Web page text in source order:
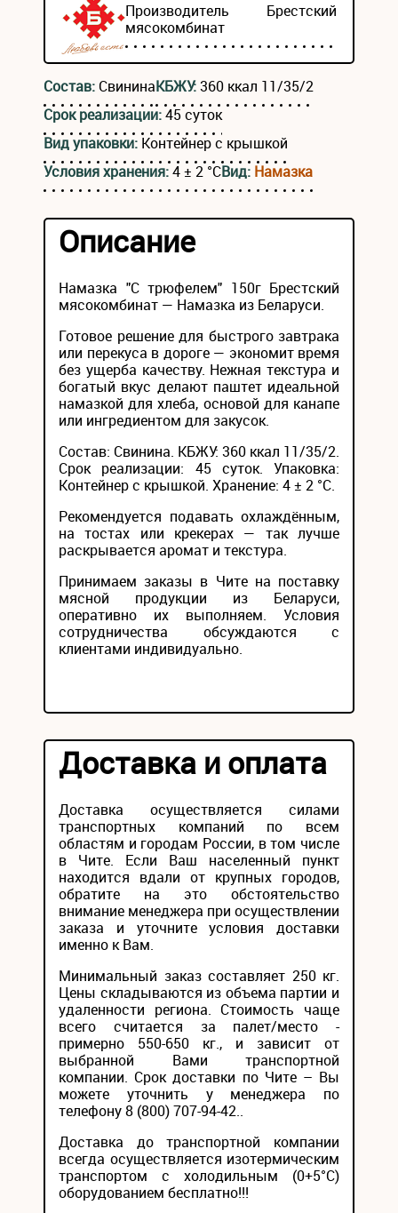
Производитель Брестский
мясокомбинат
Состав: СвининаКБЖУ:360 ккал 11/35/2
Срок реализации:45 суток
Вид упаковки: Контейнер с крышкой
Условия хранения:4 ± 2 °СВид: Намазка
Описание
Намазка "С трюфелем" 150г Брестский
мясокомбинат — Намазка из Беларуси.
Готовое решение для быстрого завтрака
или перекуса в дороге — экономит время
без ущерба качеству. Нежная текстура и
богатый вкус делают паштет идеальной
намазкой для хлеба, основой для канапе
или ингредиентом для закусок.
Состав: Свинина. КБЖУ: 360 ккал 11/35/2.
Срок реализации: 45 суток. Упаковка:
Контейнер с крышкой. Хранение: 4 ± 2 °С.
Рекомендуется подавать охлаждённым,
на тостах или крекерах — так лучше
раскрывается аромат и текстура.
Принимаем заказы в Чите на поставку
мясной продукции из Беларуси,
оперативно их выполняем. Условия
сотрудничества обсуждаются с
клиентами индивидуально.
Доставка и оплата
Доставка осуществляется силами
транспортных компаний по всем
областям и городам России, в том числе
в Чите. Если Ваш населенный пункт
находится вдали от крупных городов,
обратите на это обстоятельство
внимание менеджера при осуществлении
заказа и уточните условия доставки
именно к Вам.
Минимальный заказ составляет 250 кг.
Цены складываются из объема партии и
удаленности региона. Стоимость чаще
всего считается за палет/место -
примерно 550-650 кг., и зависит от
выбранной Вами транспортной
компании. Срок доставки по Чите – Вы
можете уточнить у менеджера по
телефону 8 (800) 707-94-42..
Доставка до транспортной компании
всегда осуществляется изотермическим
транспортом с холодильным (0+5°С)
оборудованием бесплатно!!!